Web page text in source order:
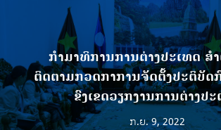
ກໍາມາທິການການຕ່າງປະເທດ ສໍ
ຕິດຕາມກວດກາການຈັດຕັ້ງປະຕິບັ
ຂົງເຂດວຽກງານການຕ່າງປ
ກ.ຍ. 9, 2022